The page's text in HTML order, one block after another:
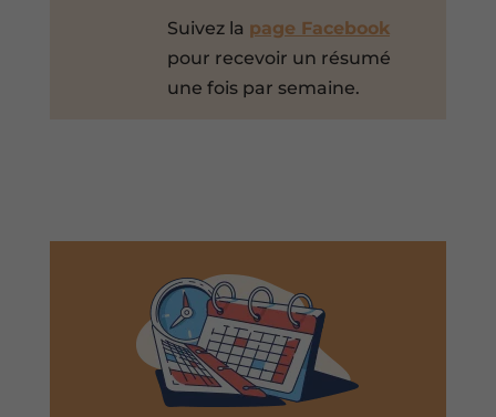
Suivez la page Facebook
pour recevoir un résumé
une fois par semaine.